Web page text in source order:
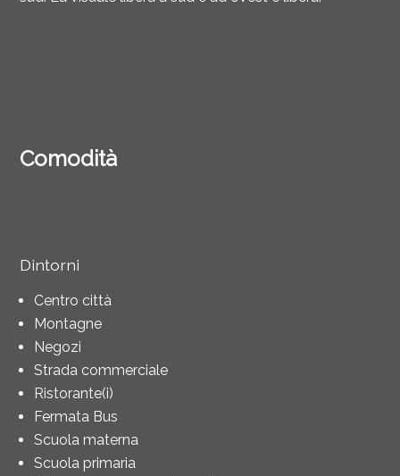
Comodità
Dintorni
Centro città
Montagne
Negozi
Strada commerciale
Ristorante(i)
Fermata Bus
Scuola materna
Scuola primaria